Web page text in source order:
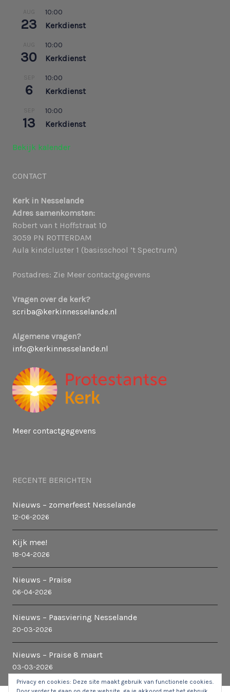
AUG
23
10:00
Kerkdienst
AUG
30
10:00
Kerkdienst
6
10:00
Kerkdienst
13
10:00
Kerkdienst
Bekijk kalender
CONTACT
Kerk in Nesselande
Adres samenkomsten:
Robert van t Hoffstraat 10
3059 PN ROTTERDAM
Aula kindcluster 1 (basisschool ’t Spectrum)
Postadres: Zie Meer contactgegevens
Vragen over de kerk?
scriba@kerkinnesselande.nl
Algemene vragen?
info@kerkinnesselande.nl
Meer contactgegevens
RECENTE BERICHTEN
Nieuws – zomerfeest Nesselande
12-06-2026
Kijk mee!
18-04-2026
Nieuws – Praise
06-04-2026
Nieuws – Paasviering Nesselande
20-03-2026
Nieuws – Praise 8 maart
03-03-2026
Privacy en cookies: Deze site maakt gebruik van functionele cookies.